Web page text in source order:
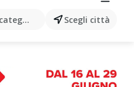
prodotti...Scegli città